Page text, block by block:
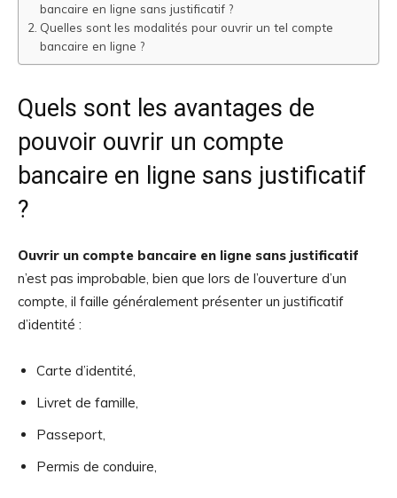
bancaire en ligne sans justificatif ?
Quelles sont les modalités pour ouvrir un tel compte
bancaire en ligne ?
Quels sont les avantages de
pouvoir ouvrir un compte
bancaire en ligne sans justificatif
?
Ouvrir un compte bancaire en ligne sans justificatif
n’est pas improbable, bien que lors de l’ouverture d’un
compte, il faille généralement présenter un justificatif
d’identité :
Carte d’identité,
Livret de famille,
Passeport,
Permis de conduire,